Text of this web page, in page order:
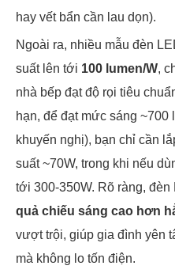
hay vết bẩn cần lau dọn).
Ngoài ra, nhiều mẫu đèn
suất lên tới 100 lumen/W,
nhà bếp đạt độ rọi tiêu
hạn, để đạt mức sáng
khuyến nghị), bạn chỉ cần
suất ~70W, trong khi nếu
tới 300-350W. Rõ ràng, đèn
quả chiếu sáng cao hơn
vượt trội, giúp gia đình yên
mà không lo tốn điện.